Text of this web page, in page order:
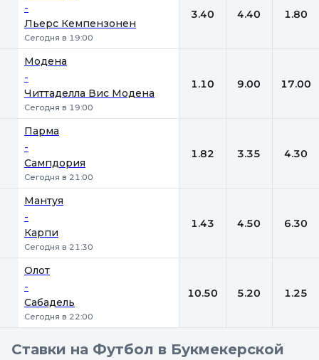
-
Льерс Кемпензонен
Сегодня в 19:00
3.40 4.40 1.80
Модена
-
Читтаделла Вис Модена
Сегодня в 19:00
1.10 9.00 17.00
Парма
-
Сампдория
Сегодня в 21:00
1.82 3.35 4.30
Мантуя
-
Карпи
Сегодня в 21:30
1.43 4.50 6.30
Олот
-
Сабадель
Сегодня в 22:00
10.50 5.20 1.25
Ставки на Футбол в Букмекерской